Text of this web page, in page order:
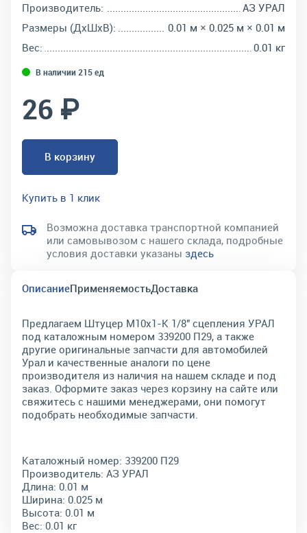
Производитель:
АЗ УРАЛ
Размеры (ДхШхВ):
0.01 м × 0.025 м × 0.01 м
Вес:
0.01 кг
В наличии 215 ед
26 ₽
В корзину
Купить в 1 клик
Возможна доставка транспортной компанией
или самовывозом с нашего склада, подробные
условия доставки указаны здесь
ОписаниеПрименяемостьДоставка
Предлагаем Штуцер М10х1-К 1/8" сцепления УРАЛ
под каталожным номером 339200 П29, а также
другие оригинальные запчасти для автомобилей
Урал и качественные аналоги по цене
производителя из наличия на нашем складе и под
заказ. Оформите заказ через корзину на сайте или
свяжитесь с нашими менеджерами, они помогут
подобрать необходимые запчасти.
Каталожный номер: 339200 П29
Производитель: АЗ УРАЛ
Длина: 0.01 м
Ширина: 0.025 м
Высота: 0.01 м
Вес: 0.01 кг